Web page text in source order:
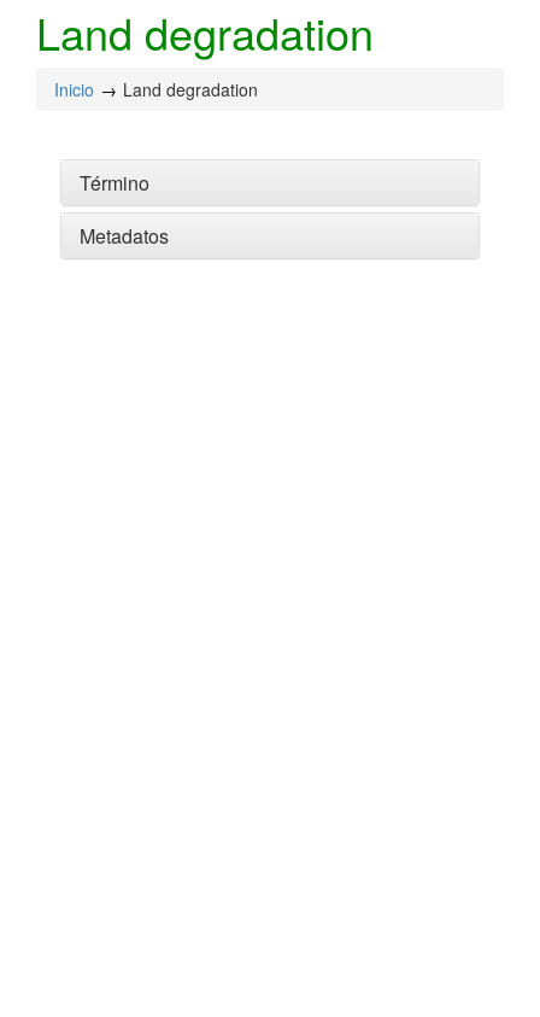
Land degradation
Inicio Land degradation
Término
Metadatos